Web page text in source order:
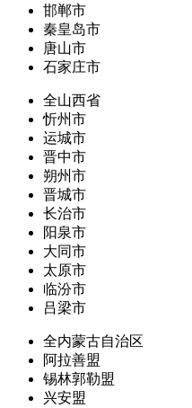
邯郸市
秦皇岛市
唐山市
石家庄市
全山西省
忻州市
运城市
晋中市
朔州市
晋城市
长治市
阳泉市
大同市
太原市
临汾市
吕梁市
全内蒙古自治区
阿拉善盟
锡林郭勒盟
兴安盟